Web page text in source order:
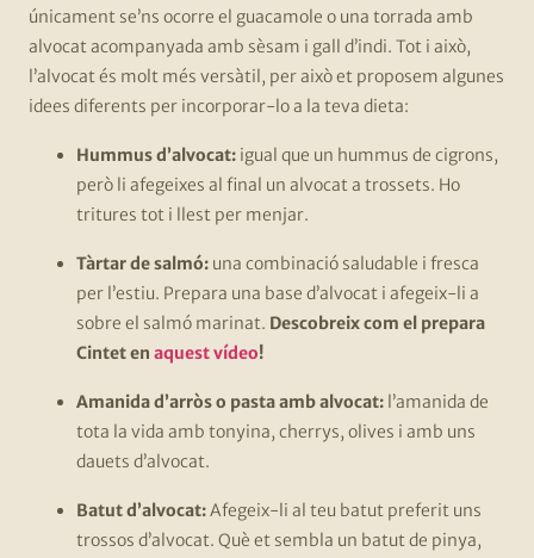
únicament se’ns ocorre el guacamole o una torrada amb
alvocat acompanyada amb sèsam i gall d’indi. Tot i això,
l’alvocat és molt més versàtil, per això et proposem algunes
idees diferents per incorporar-lo a la teva dieta:
Hummus d’alvocat: igual que un hummus de cigrons,
però li afegeixes al final un alvocat a trossets. Ho
tritures tot i llest per menjar.
Tàrtar de salmó: una combinació saludable i fresca
per l’estiu. Prepara una base d’alvocat i afegeix-li a
sobre el salmó marinat. Descobreix com el prepara
Cintet en aquest vídeo!
Amanida d’arròs o pasta amb alvocat: l’amanida de
tota la vida amb tonyina, cherrys, olives i amb uns
dauets d’alvocat.
Batut d’alvocat:Afegeix-li al teu batut preferit uns
trossos d’alvocat. Què et sembla un batut de pinya,